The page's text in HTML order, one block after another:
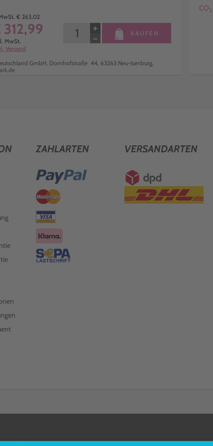
€ 263,02
MwSt.
Versand
−
+ KAUFEN
GmbH, Dornhofstraße 44, 63263 Neu-Isenburg,
CO2
ZAHLARTEN VERSANDARTEN